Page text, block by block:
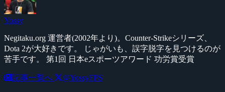
Yossy
Negitaku.org 運営者(2002年より)。Counter-Strikeシリーズ、
Dota 2が大好きです。 じゃがいも、誤字脱字を見つけるのが
苦手です。 第1回 日本eスポーツアワード 功労賞受賞
記事一覧へ @YossyFPS